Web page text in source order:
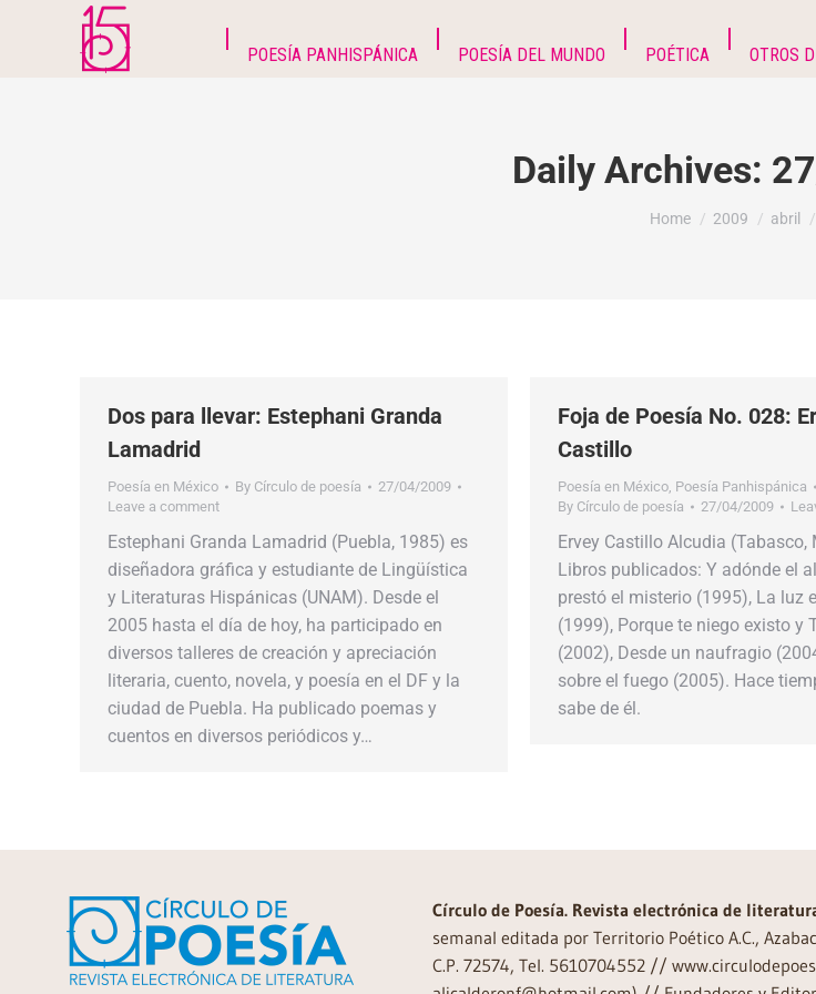
POESÍA PANHISPÁNICA POESÍA DEL MUNDO POÉTICA OTROS
Daily Archives:
You are here:
Home 2009 abril
Dos para llevar: Estephani Granda
Lamadrid
Poesía en México By Círculo de poesía
27/04/2009
Leave a comment
Estephani Granda Lamadrid (Puebla, 1985) es
diseñadora gráfica y estudiante de Lingüística
y Literaturas Hispánicas (UNAM). Desde el
2005 hasta el día de hoy, ha participado en
diversos talleres de creación y apreciación
literaria, cuento, novela, y poesía en el DF y la
ciudad de Puebla. Ha publicado poemas y
cuentos en diversos periódicos y…
Foja de Poesía No. 028:
Castillo
Poesía en México, Poesía Panhispánica
By Círculo de poesía 27/04/2009
Ervey Castillo Alcudia (Tabasco,
Libros publicados: Y adónde el
prestó el misterio (1995), La luz
(1999), Porque te niego existo y
(2002), Desde un naufragio
sobre el fuego (2005). Hace
sabe de él.
Círculo de Poesía. Revista electrónica de
semanal editada por Territorio Poético A.C.,
C.P. 72574, Tel. 5610704552 //